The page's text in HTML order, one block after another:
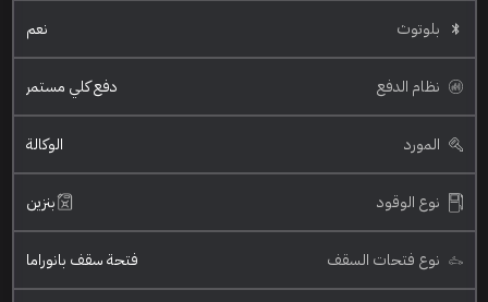
بلوتوث نعم
نظام الدفع دفع كلي مستمر
المورد الوكالة
نوع الوقود بنزين
نوع فتحات السقف فتحة سقف بانوراما